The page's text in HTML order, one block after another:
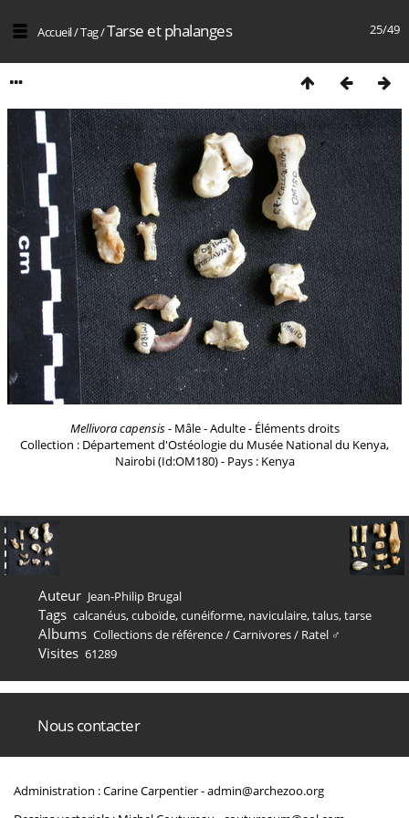
25/49
Accueil/Tag/Tarse et phalanges
Mellivora capensis- Mâle - Adulte - Éléments droits
Collection : Département d'Ostéologie du Musée National du Kenya,
Nairobi (Id:OM180) - Pays : Kenya
Auteur Jean-Philip Brugal
Tags calcanéus,cuboïde,cunéiforme, naviculaire,talus,tarse
Albums Collections de référence/Carnivores/ Ratel ♂
Visites 61289
Nous contacter
Administration : Carine Carpentier -admin@archezoo.org